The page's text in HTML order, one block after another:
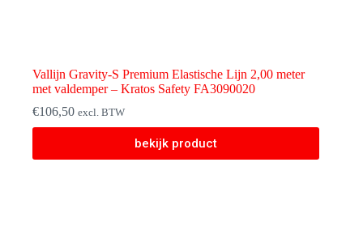
Vallijn Gravity-S Premium Elastische Lijn 2,00 meter
met valdemper – Kratos Safety FA3090020
€106,50 excl. BTW
bekijk product